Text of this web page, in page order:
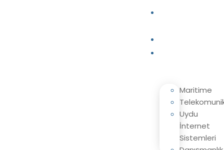
Maritime
Uydu
İnternet
Sistemleri